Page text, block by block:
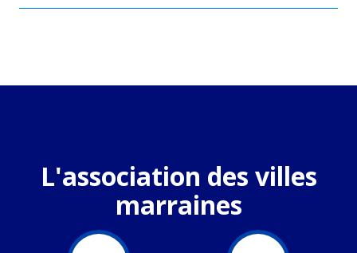
L'association des villes
marraines